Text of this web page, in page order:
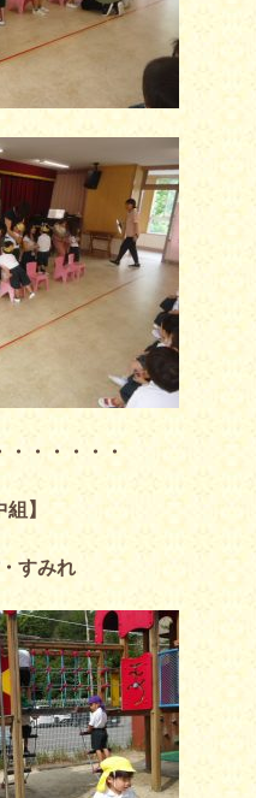
・・・・・
】
すみれ